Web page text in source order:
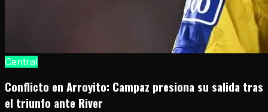
Central
Conflicto en Arroyito: Campaz presiona su salida tras
el triunfo ante River